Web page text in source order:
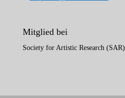
Mitglied bei
Society for Artistic Research (SAR)